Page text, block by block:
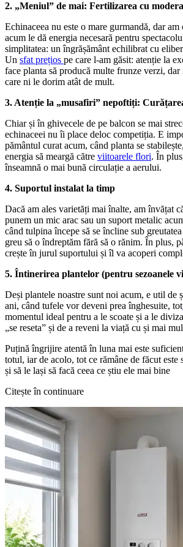
2. „Meniul” de mai: Fertilizarea cu
Echinaceea nu este o mare gurmandă, dar
acum le dă energia necesară pentru
simplitatea: un îngrășământ echilibrat cu
Un sfat prețios pe care l-am găsit: atenție la
face planta să producă multe frunze verzi,
care ni le dorim atât de mult.
3. Atenție la „musafiri” nepoftiți:
Chiar și în ghivecele de pe balcon se mai
echinaceei nu îi place deloc competiția. E
pământul curat acum, când planta se
energia să meargă către viitoarele flori. În
înseamnă o mai bună circulație a aerului.
4. Suportul instalat la timp
Dacă am ales varietăți mai înalte, am învățat
punem un mic arac sau un suport metalic
când tulpina începe să se încline sub
greu să o îndreptăm fără să o rănim. În plus,
crește în jurul suportului și îl va acoperi
5. Întinerirea plantelor (pentru sezoanele
Deși plantele noastre sunt noi acum, e util de
ani, când tufele vor deveni prea înghesuite, tot
momentul ideal pentru a le scoate și a le
„se reseta” și de a reveni la viață cu și mai
Puțină îngrijire atentă în luna mai este
totul, iar de acolo, tot ce rămâne de făcut este
și să le lași să facă ceea ce știu ele mai bine
Citește în continuare